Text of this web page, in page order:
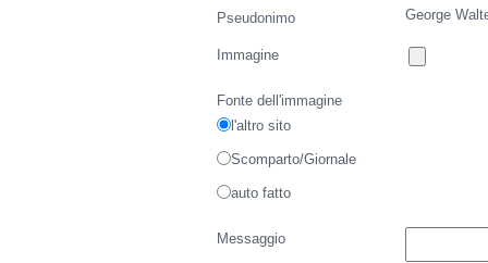
Pseudonimo George
Immagine
Fonte dell'immagine
l'altro sito
Scomparto/Giornale
auto fatto
Messaggio